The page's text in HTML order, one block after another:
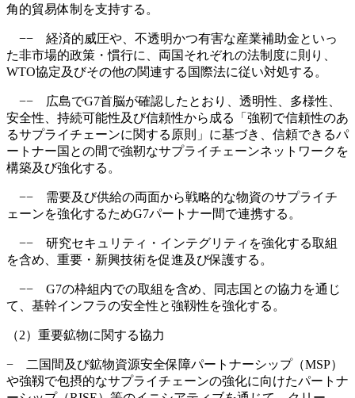
角的貿易体制を支持する。
−− 経済的威圧や、不透明かつ有害な産業補助金といっ
た非市場的政策・慣行に、両国それぞれの法制度に則り、
WTO協定及びその他の関連する国際法に従い対処する。
−− 広島でG7首脳が確認したとおり、透明性、多様性、
安全性、持続可能性及び信頼性から成る「強靭で信頼性のあ
るサプライチェーンに関する原則」に基づき、信頼できるパ
ートナー国との間で強靭なサプライチェーンネットワークを
構築及び強化する。
−− 需要及び供給の両面から戦略的な物資のサプライチ
ェーンを強化するためG7パートナー間で連携する。
−− 研究セキュリティ・インテグリティを強化する取組
を含め、重要・新興技術を促進及び保護する。
−− G7の枠組内での取組を含め、同志国との協力を通じ
て、基幹インフラの安全性と強靱性を強化する。
（2）重要鉱物に関する協力
− 二国間及び鉱物資源安全保障パートナーシップ（MSP）
や強靱で包摂的なサプライチェーンの強化に向けたパートナ